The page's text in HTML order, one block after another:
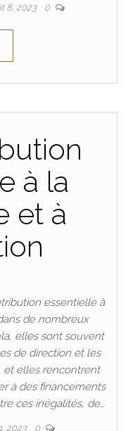
8, 2023 0
à la
et à
essentielle à
de nombreux
elles sont souvent
de direction et les
et elles rencontrent
à des financements
ces inégalités, de…
2023 0